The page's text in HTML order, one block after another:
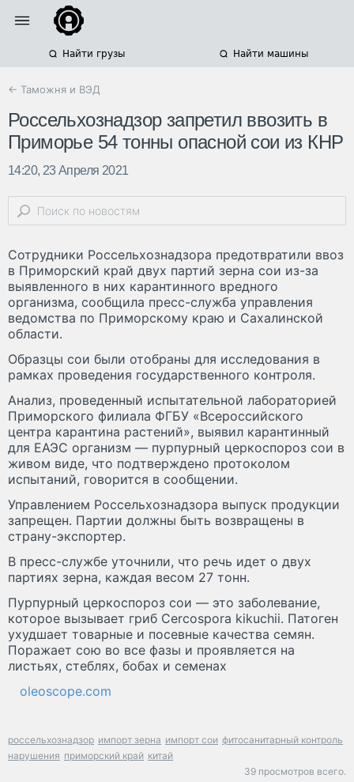
Найти грузы Найти машины
← Таможня и ВЭД
Россельхознадзор запретил ввозить в
Приморье 54 тонны опасной сои из КНР
14:20, 23 Апреля 2021
Сотрудники Россельхознадзора предотвратили ввоз
в Приморский край двух партий зерна сои из-за
выявленного в них карантинного вредного
организма, сообщила пресс-служба управления
ведомства по Приморскому краю и Сахалинской
области.
Образцы сои были отобраны для исследования в
рамках проведения государственного контроля.
Анализ, проведенный испытательной лабораторией
Приморского филиала ФГБУ «Всероссийского
центра карантина растений», выявил карантинный
для ЕАЭС организм — пурпурный церкоспороз сои в
живом виде, что подтверждено протоколом
испытаний, говорится в сообщении.
Управлением Россельхознадзора выпуск продукции
запрещен. Партии должны быть возвращены в
страну-экспортер.
В пресс-службе уточнили, что речь идет о двух
партиях зерна, каждая весом 27 тонн.
Пурпурный церкоспороз сои — это заболевание,
которое вызывает гриб Cercospora kikuchii. Патоген
ухудшает товарные и посевные качества семян.
Поражает сою во все фазы и проявляется на
листьях, стеблях, бобах и семенах
oleoscope.com
россельхознадзор импорт зерна импорт сои фитосанитарный контроль
нарушения приморский край китай
39 просмотров всего.